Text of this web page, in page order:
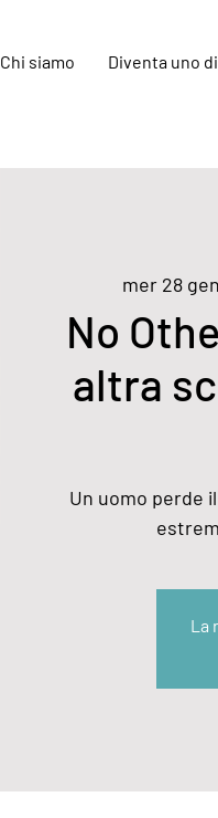
Chi siamo Diventa uno
mer 28 gen
No
altra
Un uomo perde
La